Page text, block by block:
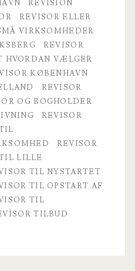
REVISION
REVISOR ELLER
VIRKSOMHEDER
REVISOR
HVORDAN VÆLGER
KØBENHAVN
REVISOR
OG BOGHOLDER
REVISOR
REVISOR
LILLE
TIL NYSTARTET
TIL OPSTART AF
TIL
TILBUD